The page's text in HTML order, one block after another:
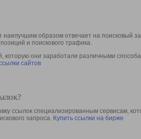
образом отвечает на поисковый
и поискового трафика.
они заработали различными
сайтов
ссылок специализированным сервисам,
запроса. Купить ссылки на бирже